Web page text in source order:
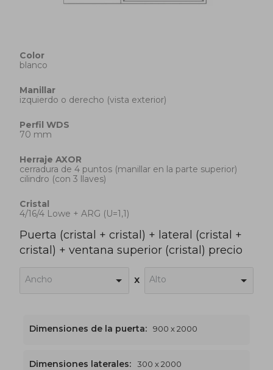
Color
blanco
Manillar
izquierdo o derecho (vista exterior)
Perfil WDS
70 mm
Herraje AXOR
cerradura de 4 puntos (manillar en la parte superior)
cilindro (con 3 llaves)
Cristal
4/16/4 Lowe + ARG (U=1,1)
Puerta (cristal + cristal) + lateral (cristal +
cristal) + ventana superior (cristal) precio
Ancho x Alto
Dimensiones de la puerta: 900 x 2000
Dimensiones laterales: 300 x 2000